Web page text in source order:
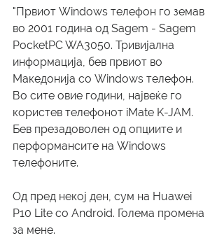
"Првиот Windows телефон го земав
во 2001 година од Sagem - Sagem
PocketPC WA3050. Тривијална
информација, бев првиот во
Македонија со Windows телефон.
Во сите овие години, највеќе го
користев телефонот iMate K-JAM.
Бев презадоволен од опциите и
перформансите на Windows
телефоните.
Од пред некој ден, сум на Huawei
P10 Lite со Android. Голема промена
за мене.